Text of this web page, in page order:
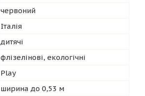
червоний
Італія
дитячі
флізелінові, екологічні
Play
ширина до 0,53 м